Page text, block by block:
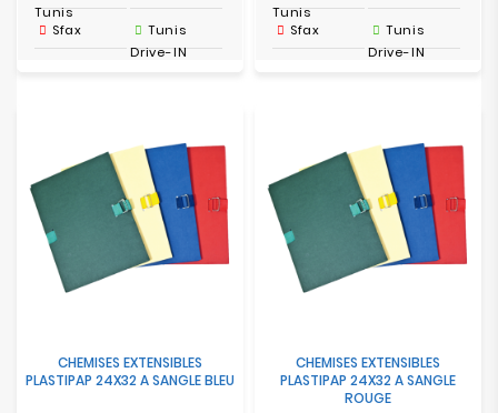
Tunis
Sfax
Tunis
Drive-IN
Tunis
Sfax
Tunis
Drive-IN
CHEMISES EXTENSIBLES
PLASTIPAP 24X32 A SANGLE BLEU
CHEMISES EXTENSIBLES
PLASTIPAP 24X32 A SANGLE
ROUGE